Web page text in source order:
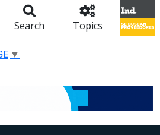
Search Topics
▼